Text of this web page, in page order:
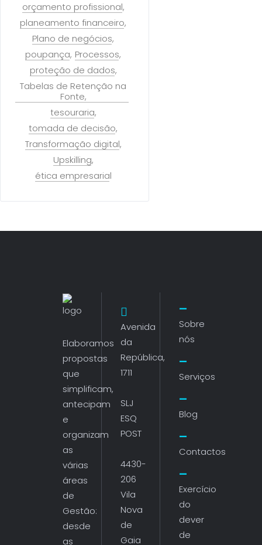
orçamento profissional
planeamento financeiro
Plano de negócios
poupança Processos
proteção de dados
Tabelas de Retenção na
Fonte
tesouraria
tomada de decisão
Transformação digital
Upskilling
ética empresarial
Elaboramos
propostas
que
simplificam,
antecipam
e
organizam
as
várias
áreas
de
Gestão:
desde
as
Avenida
da
República,
1711
SLJ
ESQ
POST
4430-
206
Vila
Nova
de
Gaia
Sobre
nós
Serviços
Blog
Contactos
Exercício
do
dever
de